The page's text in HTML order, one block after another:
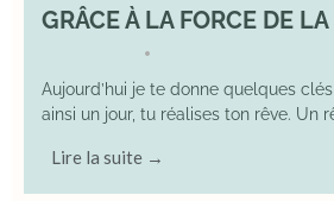
GRÂCE À LA FORCE DE
•
Aujourd’hui je te donne quelques
ainsi un jour, tu réalises ton rêve. Un
Lire la suite →